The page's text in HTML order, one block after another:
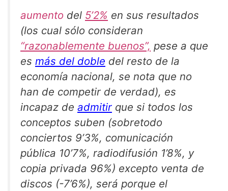
aumento del 5’2% en sus resultados
(los cual sólo consideran
“razonablemente buenos”, pese a que
es más del doble del resto de la
economía nacional, se nota que no
han de competir de verdad), es
incapaz de admitir que si todos los
conceptos suben (sobretodo
conciertos 9’3%, comunicación
pública 10’7%, radiodifusión 1’8%, y
copia privada 96%) excepto venta de
discos (-7’6%), será porque el